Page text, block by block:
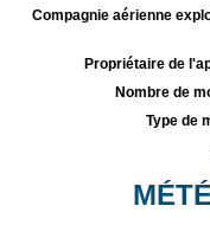
Compagnie aérienne
Propriétaire de
Nombre de
Type de